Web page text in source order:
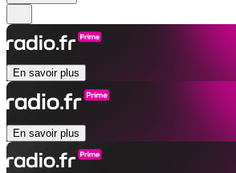
En savoir plus
En savoir plus